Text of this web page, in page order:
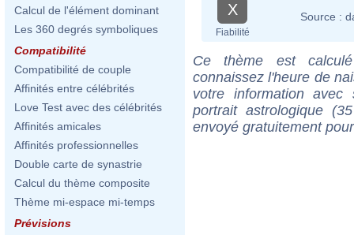
Calcul de l'élément dominant
Les 360 degrés symboliques
Compatibilité
Compatibilité de couple
Affinités entre célébrités
Love Test avec des célébrités
Affinités amicales
Affinités professionnelles
Double carte de synastrie
Calcul du thème composite
Thème mi-espace mi-temps
Prévisions
X
Fiabilité
Source :
Ce thème est
connaissez l'heure de
votre information
portrait astrologique
envoyé gratuitement